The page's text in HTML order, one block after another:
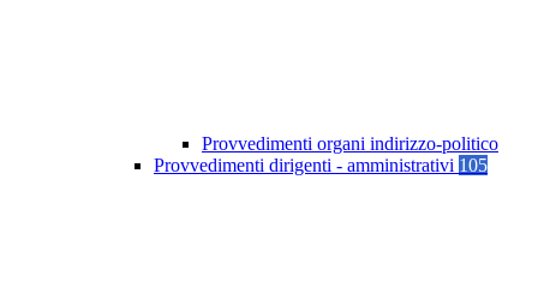
Provvedimenti organi indirizzo-politico
Provvedimenti dirigenti - amministrativi 105